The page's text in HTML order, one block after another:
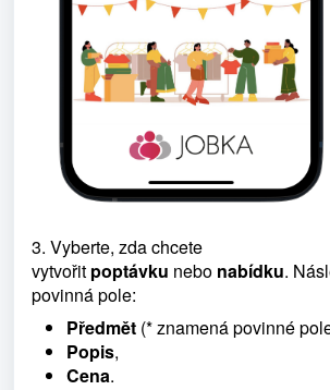
3. Vyberte, zda chcete
vytvořit poptávku nebo nabídku.
povinná pole:
Předmět (* znamená povinné
Popis,
Cena.